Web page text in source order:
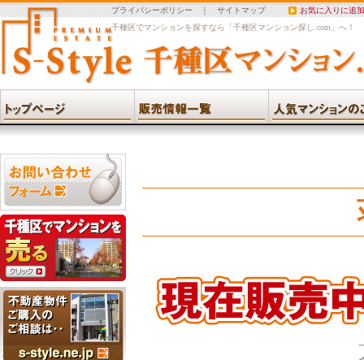
プライバシーポリシー｜サイトマップ
お気に入りに追加
千種区でマンションを探すなら「千種区マンション探し.com」へ！